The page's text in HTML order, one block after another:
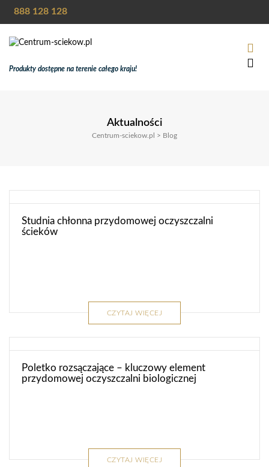
888 128 128
Produkty dostępne na terenie całego kraju!
Aktualności
Centrum-sciekow.pl > Blog
Studnia chłonna przydomowej oczyszczalni
ścieków
CZYTAJ WIĘCEJ
Poletko rozsączające – kluczowy element
przydomowej oczyszczalni biologicznej
CZYTAJ WIĘCEJ